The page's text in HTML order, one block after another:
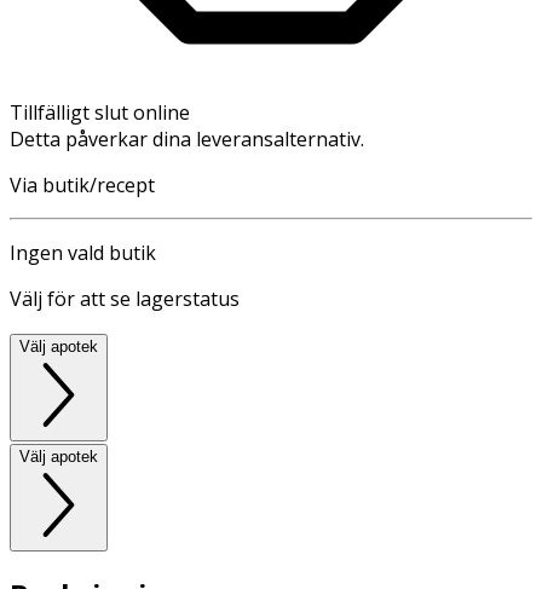
Tillfälligt slut online
Detta påverkar dina leveransalternativ.
Via butik/recept
Ingen vald butik
Välj för att se lagerstatus
Välj apotek
Välj apotek